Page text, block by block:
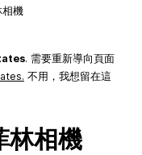
機
. 需要重新導向頁面
. 不用，我想留在這
相機